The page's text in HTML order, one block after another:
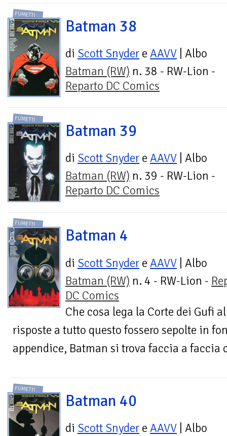
FUMETTI
Batman 38
di Scott Snyder e AAVV | Albo
Batman (RW) n. 38 - RW-Lion -
Reparto DC Comics
FUMETTI
Batman 39
di Scott Snyder e AAVV | Albo
Batman (RW) n. 39 - RW-Lion -
Reparto DC Comics
FUMETTI
Batman 4
di Scott Snyder e AAVV | Albo
Batman (RW) n. 4 - RW-Lion -
DC Comics
Che cosa lega la Corte dei Gufi
risposte a tutto questo fossero sepolte in
appendice, Batman si trova faccia a faccia
FUMETTI
Batman 40
di Scott Snyder e AAVV | Albo